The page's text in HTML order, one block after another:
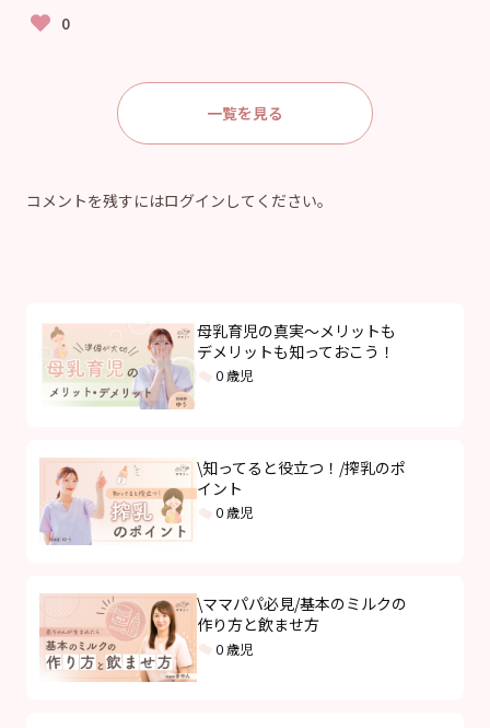
一覧を見る
コメントを残すにはログインしてください。
母乳育児の真実〜メリットも
デメリットも知っておこう！
０歳児
\知ってると役立つ！/搾乳のポ
イント
０歳児
\ママパパ必見/基本のミルクの
作り方と飲ませ方
０歳児